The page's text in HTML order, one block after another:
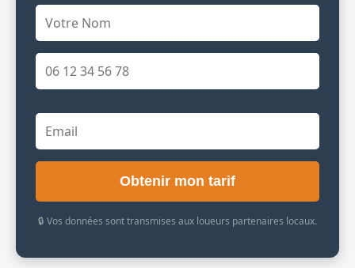
Obtenir mon tarif
🔒 Vos données sont transmises aux loueurs partenaires locaux.